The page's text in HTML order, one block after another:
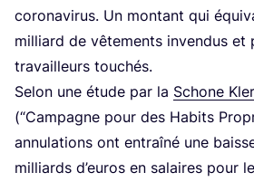
coro­na­vi­rus. Un mon­tant qui
mil­liard de vête­ments inven­dus et
tra­vailleurs touchés.
Selon une étude par la Schone
(“Cam­pagne pour des Habits
annu­la­tions ont entraî­né une
mil­liards d’euros en salaires pour